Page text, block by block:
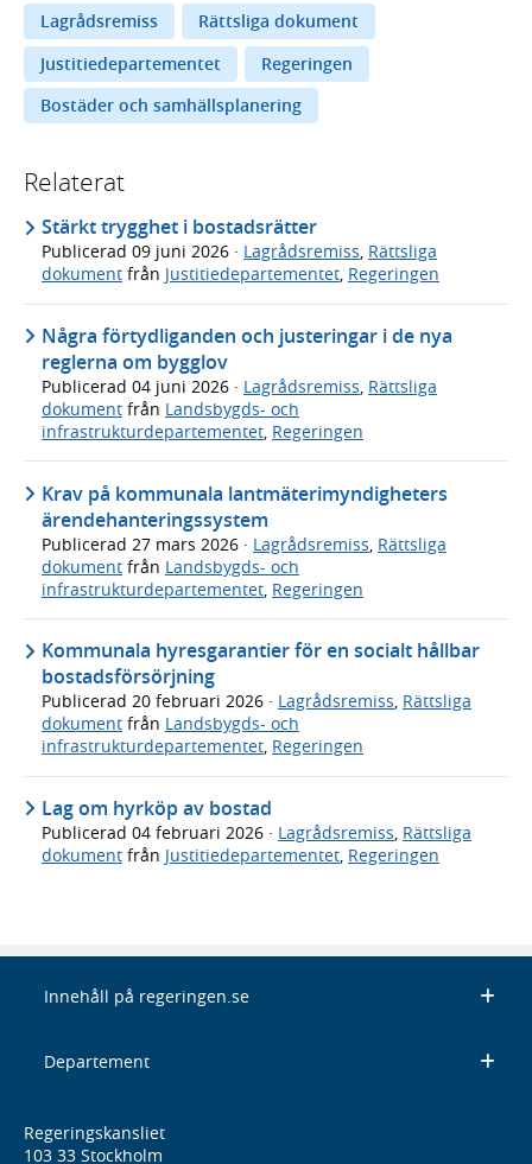
Lagrådsremiss
Rättsliga dokument
Justitiedepartementet
Regeringen
Bostäder och samhällsplanering
Relaterat
Stärkt trygghet i bostadsrätter
Publicerad 09 juni 2026 · Lagrådsremiss, Rättsliga
dokument från Justitiedepartementet, Regeringen
Några förtydliganden och justeringar i de nya
reglerna om bygglov
Publicerad 04 juni 2026 · Lagrådsremiss, Rättsliga
dokument från Landsbygds- och
infrastrukturdepartementet, Regeringen
Krav på kommunala lantmäterimyndigheters
ärendehanteringssystem
Publicerad 27 mars 2026 · Lagrådsremiss Rättsliga
dokument från Landsbygds- och
infrastrukturdepartementet Regeringen
Kommunala hyresgarantier för en socialt hållbar
bostadsförsörjning
Publicerad 20 februari 2026 · Lagrådsremiss, Rättsliga
dokument från Landsbygds- och
infrastrukturdepartementet, Regeringen
Lag om hyrköp av bostad
Publicerad 04 februari 2026 · Lagrådsremiss, Rättsliga
dokument från Justitiedepartementet, Regeringen
Innehåll på regeringen.se
Departement
Regeringskansliet
103 33 Stockholm